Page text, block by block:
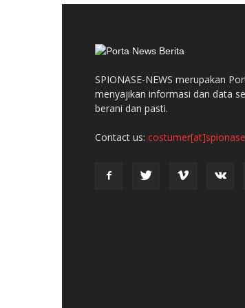
SPIONASE-NEWS merupakan
menyajikan informasi dan data
berani dan pasti.
Contact us: